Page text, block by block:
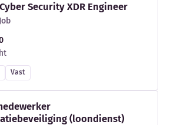
Security XDR Engineer
Vast
(loondienst)